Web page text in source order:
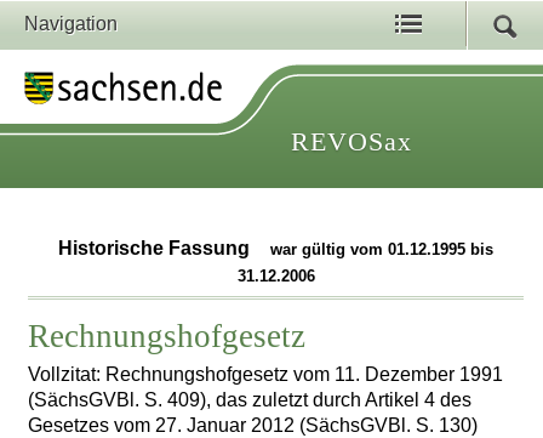
Navigation
REVOSax
Historische Fassung
war gültig vom 01.12.1995 bis
31.12.2006
Rechnungshofgesetz
Vollzitat: Rechnungshofgesetz vom 11. Dezember 1991
(SächsGVBl. S. 409), das zuletzt durch Artikel 4 des
Gesetzes vom 27. Januar 2012 (SächsGVBl. S. 130)